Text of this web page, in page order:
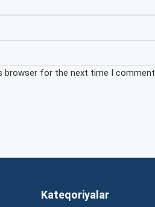
browser for the next time I comment.
Kateqoriyalar